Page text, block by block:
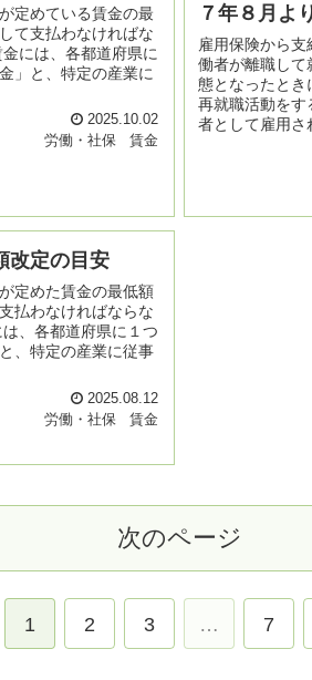
定めている賃金の最
て支払わなければな
には、各都道府県に
」と、特定の産業に
2025.10.02
労働・社保
賃金
７年８月よ
雇用保険から
働者が離職して
態となったとき
再就職活動をす
者として雇用さ
改定の目安
定めた賃金の最低額
払わなければならな
、各都道府県に１つ
、特定の産業に従事
2025.08.12
労働・社保
賃金
次のページ
1 2 3 … 7